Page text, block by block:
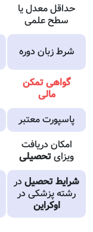
حداقل معدل یا
سطح علمی
شرط زبان دوره
گواهی تمکن
مالی
پاسپورت معتبر
امکان دریافت
ویزایتحصیلی
شرایط تحصیل در
رشته پزشکی در
اوکراین